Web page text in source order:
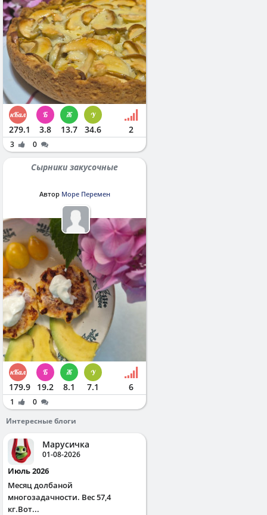
279.1 3.8 13.7 34.6 2
3 0
Сырники закусочные
Автор Море Перемен
179.9 19.2 8.1 7.1 6
1
0
Интересные блоги
Марусичка
01-08-2026
Июль 2026
Месяц долбаной
многозадачности. Вес 57,4
кг.Вот...